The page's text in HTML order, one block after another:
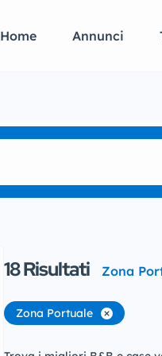
Home Annunci
18Risultati Zona
Zona Portuale